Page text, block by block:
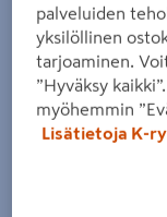
palveluiden
yksilöllinen
tarjoaminen.
”Hyväksy
myöhemmin
Lisätietoja K-